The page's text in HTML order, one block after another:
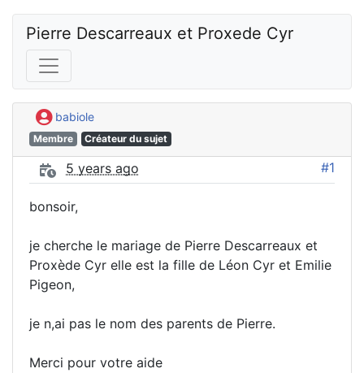
Pierre Descarreaux et Proxede Cyr
babiole
Membre Créateur du sujet
5 years ago #1
bonsoir,
je cherche le mariage de Pierre Descarreaux et
Proxède Cyr elle est la fille de Léon Cyr et Emilie
Pigeon,
je n,ai pas le nom des parents de Pierre.
Merci pour votre aide